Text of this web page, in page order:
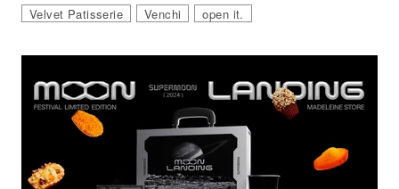
Velvet Patisserie
Venchi open it.